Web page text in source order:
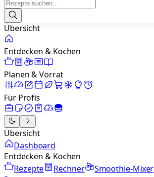
Übersicht
Entdecken & Kochen
Planen & Vorrat
Für Profis
Übersicht
Dashboard
Entdecken & Kochen
Rezepte
Rechner Smoothie-Mixer